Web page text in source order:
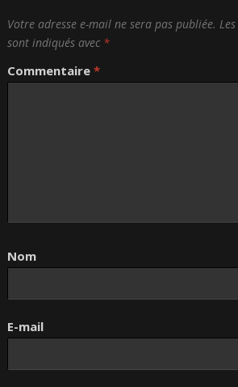
Votre adresse e-mail ne sera pas publiée.
sont indiqués avec *
Commentaire *
Nom
E-mail